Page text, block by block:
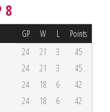
8
GP W L Points
24 21 3
45
24 21 3
45
24 18 6
42
24 18 6
42